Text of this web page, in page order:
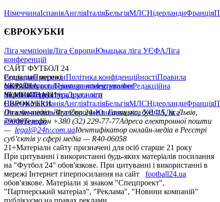
НімеччинаІспаніяАнгліяІталіяБельгіяМЛСНідерландиФранція
ЄВРОКУБКИ
Ліга чемпіонівЛіга ЄвропиЮнацька ліга УЄФАЛіга
конференцій
САЙТ ФУТБОЛ 24
РедакціяПрогнозиПолітика конфіденційностіПравила
сайтуКонтактиПравила коментуванняРедакційна
політикаСтруктура власності
Соціальні мережі
facebookxyoutubeinstagramtelegramviber
УКРАЇНА
УкраїнаПерша лігаДруга ліга
ЧЕМПІОНАТИ
НімеччинаІспаніяАнгліяІталіяБельгіяМЛСНідерландиФранція
ЄВРОКУБКИ
Ліга чемпіонівЛіга ЄвропиЮнацька ліга УЄФАЛіга
конференцій
Онлайн-медіа «Футбол 24»пл. Галицька, буд. 15, м. Львів,
79008Телефон +380 (32) 229-77-77Адреса електронної пошти
— legal@24tv.com.uaІдентифікатор онлайн-медіа в Реєстрі
суб’єктів у сфері медіа — R40-06058
21+Матеріали сайту призначені для осіб старше 21 року
При цитуванні і використанні будь-яких матеріалів посилання
на "Футбол 24" обов'язкове. При цитуванні і використанні в
мережі Інтернет гіперпосилання на сайт
football24.ua
обов'язкове. Матеріали зі знаком "Спецпроект",
"Партнерський матеріал", "Реклама", "Новини компаній"